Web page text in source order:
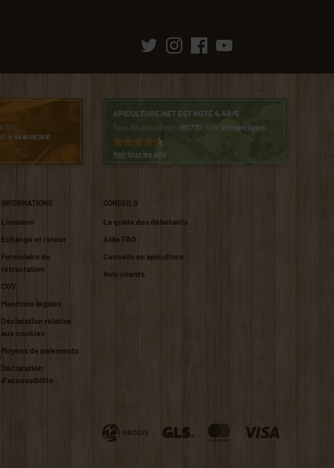
12h
le04 90 06 39 91
APICULTURE.NET EST NOTÉ 4.49/5
Tous les avis clients (60770) sont authentiques
Voir tous les avis
INFORMATIONS
Livraison
Echange et retour
Formulaire de
rétractation
CGV
Mentions légales
Déclaration relative
aux cookies
Moyens de paiements
Déclaration
d'accessibilité
CONSEILS
Le guide des débutants
Aide FAQ
Conseils en apiculture
Avis clients